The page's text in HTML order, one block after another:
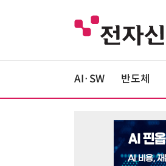
AI·SW 반도체